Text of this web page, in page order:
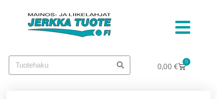
0,00 € 0